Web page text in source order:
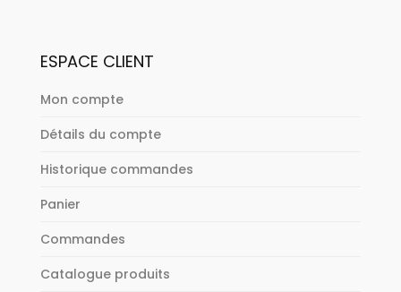
ESPACE CLIENT
Mon compte
Détails du compte
Historique commandes
Panier
Commandes
Catalogue produits